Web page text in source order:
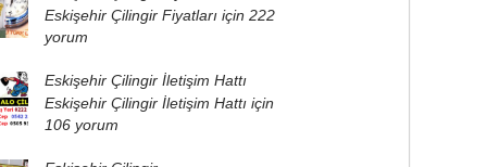
Eskişehir Çilingir Fiyatları için 222
yorum
Eskişehir Çilingir İletişim Hattı
Eskişehir Çilingir İletişim Hattı için
106 yorum